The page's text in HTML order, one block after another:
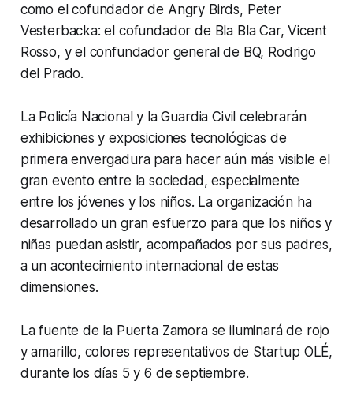
como el cofundador de Angry Birds, Peter
Vesterbacka: el cofundador de Bla Bla Car, Vicent
Rosso, y el confundador general de BQ, Rodrigo
del Prado.
La Policía Nacional y la Guardia Civil celebrarán
exhibiciones y exposiciones tecnológicas de
primera envergadura para hacer aún más visible el
gran evento entre la sociedad, especialmente
entre los jóvenes y los niños. La organización ha
desarrollado un gran esfuerzo para que los niños y
niñas puedan asistir, acompañados por sus padres,
a un acontecimiento internacional de estas
dimensiones.
La fuente de la Puerta Zamora se iluminará de rojo
y amarillo, colores representativos de Startup OLÉ,
durante los días 5 y 6 de septiembre.